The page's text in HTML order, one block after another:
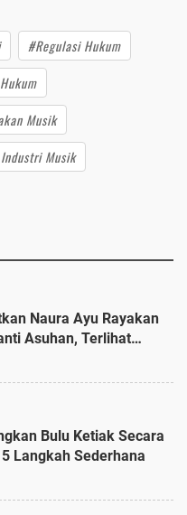
#Regulasi Hukum
Musik
Musik
Naura Ayu Rayakan
Asuhan, Terlihat
Cokelat
Bulu Ketiak Secara
Langkah Sederhana